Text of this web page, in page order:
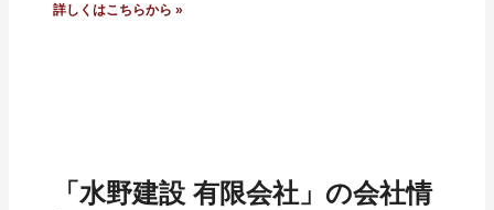
詳しくはこちらから »
「水野建設 有限会社」の会社情